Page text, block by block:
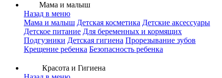
Мама и малыш
Назад в меню
Мама и малыш Детская косметика Детские аксессуары
Детское питание Для беременных и кормящих
Подгузники Детская гигиена Прорезывание зубов
Крещение ребенка Безопасность ребенка
Красота и Гигиена